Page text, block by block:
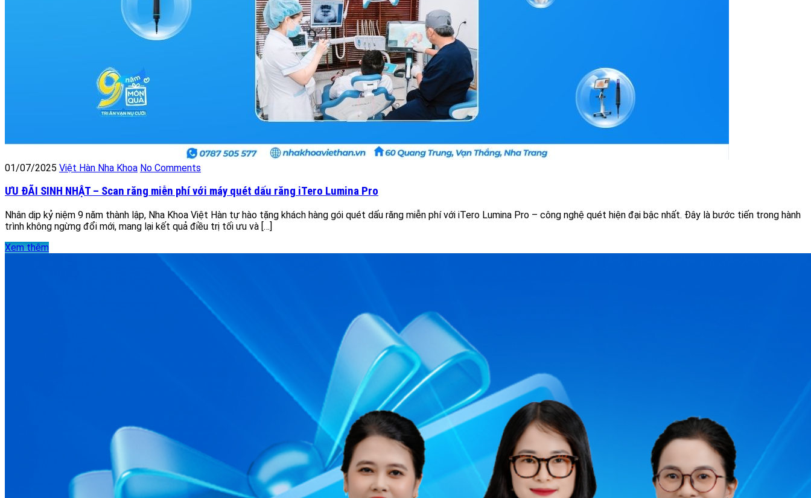
01/07/2025 Việt Hàn Nha Khoa No Comments
ƯU ĐÃI SINH NHẬT – Scan răng miễn phí với máy quét dấu răng iTero Lumina Pro
Nhân dịp kỷ niệm 9 năm thành lập, Nha Khoa Việt Hàn tự hào tặng khách hàng gói quét dấu răng miễn phí với iTero Lumina Pro – công nghệ quét hiện đại bậc nhất. Đây là bước tiến trong hành
trình không ngừng đổi mới, mang lại kết quả điều trị tối ưu và […]
Xem thêm